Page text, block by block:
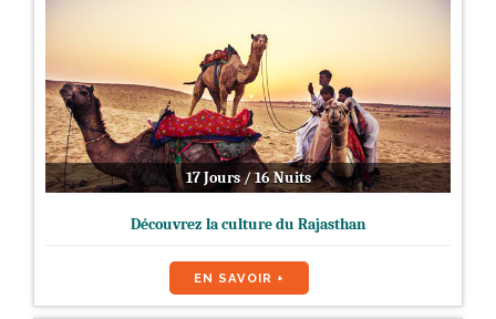
17 Jours / 16 Nuits
Découvrez la culture du Rajasthan
EN SAVOIR +